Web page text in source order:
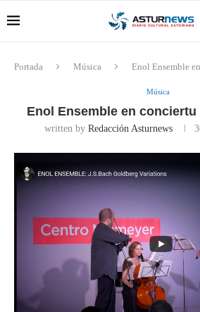
Portada Música Enol Ensemble
Música
Enol Ensemble en
written by Redacción Asturnews